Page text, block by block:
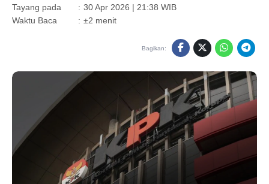
Tayang pada
: 30 Apr 2026 | 21:38 WIB
Waktu Baca
: ±2 menit
Bagikan: